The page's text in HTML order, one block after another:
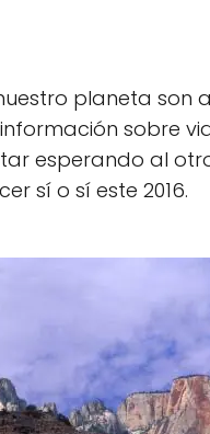
planeta son
sobre
esperando al
sí o sí este 2016.